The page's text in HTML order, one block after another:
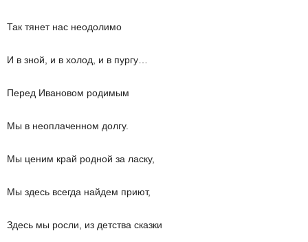
Так тянет нас неодолимо
И в зной, и в холод, и в пургу…
Перед Ивановом родимым
Мы в неоплаченном долгу.
Мы ценим край родной за ласку,
Мы здесь всегда найдем приют,
Здесь мы росли, из детства сказки